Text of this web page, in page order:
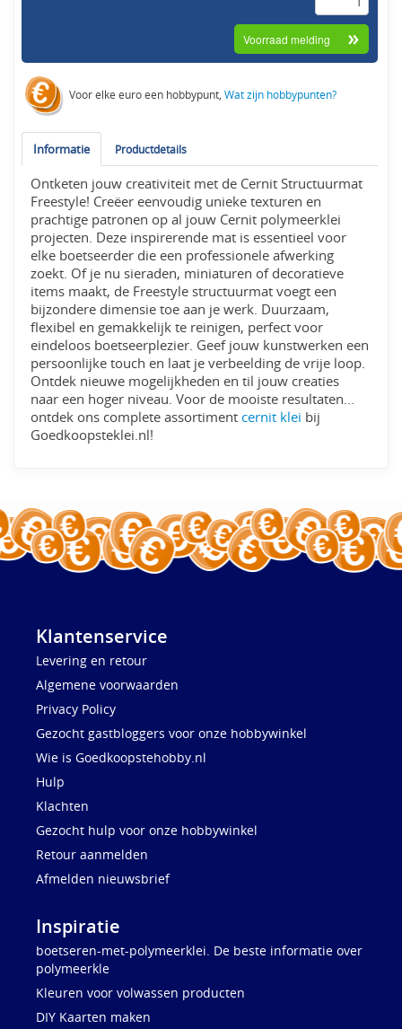
Voor elke euro een hobbypunt,Wat zijn hobbypunten?
Informatie Productdetails
Ontketen jouw creativiteit met de Cernit Structuurmat
Freestyle! Creëer eenvoudig unieke texturen en
prachtige patronen op al jouw Cernit polymeerklei
projecten. Deze inspirerende mat is essentieel voor
elke boetseerder die een professionele afwerking
zoekt. Of je nu sieraden, miniaturen of decoratieve
items maakt, de Freestyle structuurmat voegt een
bijzondere dimensie toe aan je werk. Duurzaam,
flexibel en gemakkelijk te reinigen, perfect voor
eindeloos boetseerplezier. Geef jouw kunstwerken een
persoonlijke touch en laat je verbeelding de vrije loop.
Ontdek nieuwe mogelijkheden en til jouw creaties
naar een hoger niveau. Voor de mooiste resultaten...
ontdek ons complete assortiment cernit klei bij
Goedkoopsteklei.nl!
Klantenservice
Levering en retour
Algemene voorwaarden
Privacy Policy
Gezocht gastbloggers voor onze hobbywinkel
Wie is Goedkoopstehobby.nl
Hulp
Klachten
Gezocht hulp voor onze hobbywinkel
Retour aanmelden
Afmelden nieuwsbrief
Inspiratie
boetseren-met-polymeerklei. De beste informatie over
polymeerkle
Kleuren voor volwassen producten
DIY Kaarten maken